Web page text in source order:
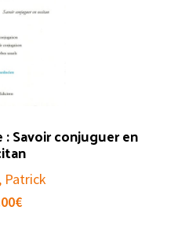
Savoir conjuguer en
Patrick
€